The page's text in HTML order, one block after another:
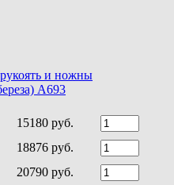
и ножны
A693
15180 руб.
18876 руб.
20790 руб.